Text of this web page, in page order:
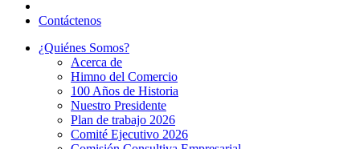
Contáctenos
¿Quiénes Somos?
Acerca de
Himno del Comercio
100 Años de Historia
Nuestro Presidente
Plan de trabajo 2026
Comité Ejecutivo 2026